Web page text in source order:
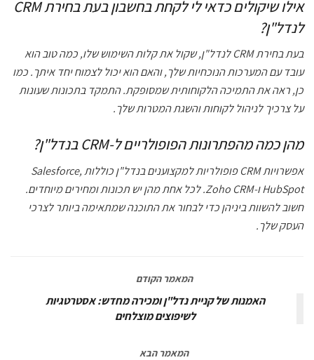
אילו שיקולים כדאי לי לקחת בחשבון בעת בחירת CRM
לנדל"ן?
בעת בחירת CRM לנדל"ן, שקול את קלות השימוש שלו, כמה טוב הוא
עובד עם המערכות הנוכחיות שלך, והאם הוא יכול לצמוח יחד איתך. כמו
כן, ראה את התמיכה הלקוחותית שמסופקת. התמקד בתכונות שעונות
על צרכיך לניהול לקוחות והשגת המטרות שלך.
מהן כמה מהפתרונות הפופולריים ל-CRM בנדל"ן?
אפשרויות CRM פופולריות למקצוענים בנדל"ן כוללות Salesforce,
HubSpot ו-Zoho CRM. לכל אחת מהן יש תכונות ומחירים מיוחדים.
חשוב להשוות ביניהן כדי לבחור את התוכנה שמתאימה ביותר לצרכי
העסק שלך.
המאמר הקודם
האמנות של קניית נדל"ן ומכירה מחדש: אסטרטגיות
לשיפוצים מוצלחים
המאמר הבא